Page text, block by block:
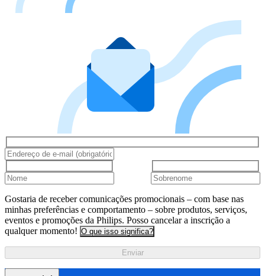
Gostaria de receber comunicações promocionais – com base nas
minhas preferências e comportamento – sobre produtos, serviços,
eventos e promoções da Philips. Posso cancelar a inscrição a
qualquer momento! O que isso significa?
Enviar